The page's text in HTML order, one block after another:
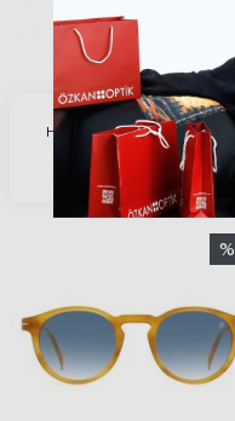
ETNIA BARCELONA
HUMPHREY BK 52 Güneş
Gözlüğü
12.608 TL
%